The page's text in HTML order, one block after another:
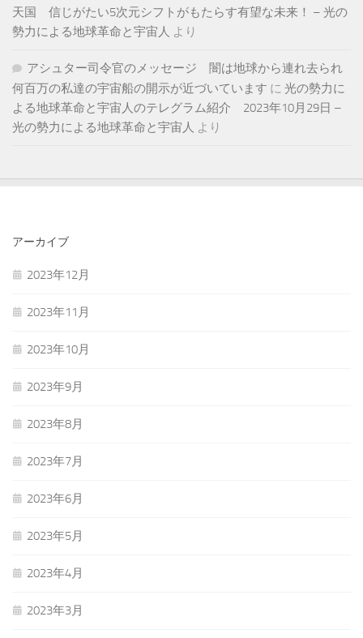
天国 信じがたい5次元シフトがもたらす有望な未来！ – 光の
勢力による地球革命と宇宙人 より
アシュター司令官のメッセージ 闇は地球から連れ去られ
何百万の私達の宇宙船の開示が近づいています に 光の勢力に
よる地球革命と宇宙人のテレグラム紹介 2023年10月29日 –
光の勢力による地球革命と宇宙人 より
アーカイブ
2023年12月
2023年11月
2023年10月
2023年9月
2023年8月
2023年7月
2023年6月
2023年5月
2023年4月
2023年3月